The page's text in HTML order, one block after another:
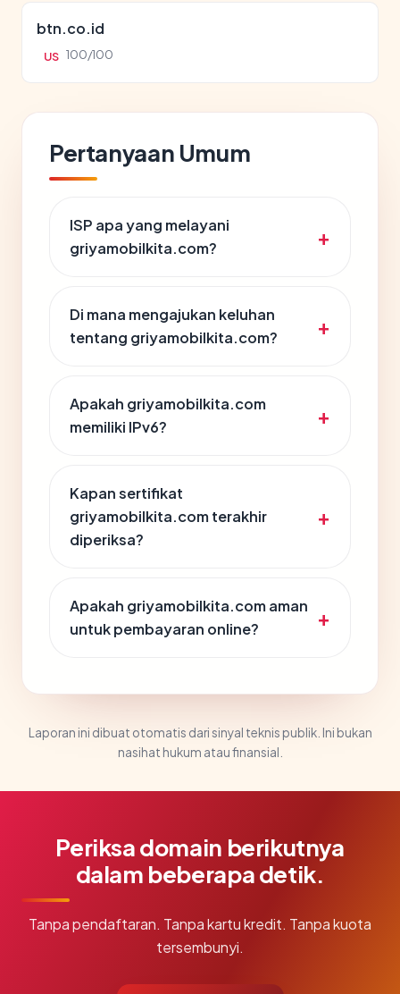
btn.co.id
US 100/100
Pertanyaan Umum
ISP apa yang melayani
griyamobilkita.com?
Di mana mengajukan keluhan
tentang griyamobilkita.com?
Apakah griyamobilkita.com
memiliki IPv6?
Kapan sertifikat
griyamobilkita.com terakhir
diperiksa?
Apakah griyamobilkita.com aman
untuk pembayaran online?
Laporan ini dibuat otomatis dari sinyal teknis publik. Ini bukan
nasihat hukum atau finansial.
Periksa domain berikutnya
dalam beberapa detik.
Tanpa pendaftaran. Tanpa kartu kredit. Tanpa kuota
tersembunyi.